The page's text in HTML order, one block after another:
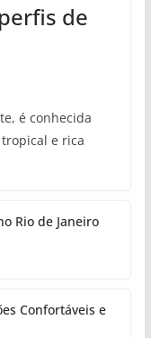
de
é conhecida
e rica
Rio de Janeiro
Confortáveis e